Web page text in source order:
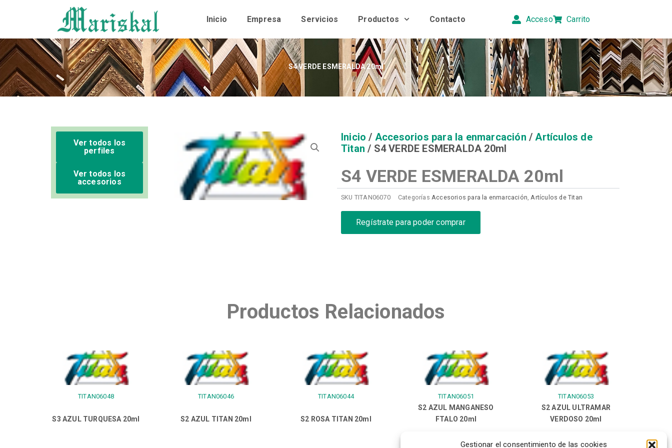
Gestionar el consentimiento de las cookies
Inicio Empresa Servicios Productos Contacto Acceso Carrito
S4 VERDE ESMERALDA 20ml
Ver todos los
perfiles
Ver todos los
accesorios
Inicio / Accesorios para la enmarcación /Artículos de
Titan / S4 VERDE ESMERALDA 20ml
S4 VERDE ESMERALDA 20ml
SKU TITAN06070 Categorías Accesorios para la enmarcación,Artículos de Titan
Regístrate para poder comprar
Productos Relacionados
TITAN06048
S3 AZUL TURQUESA 20ml
TITAN06046
S2 AZUL TITAN 20ml
TITAN06044
S2 ROSA TITAN 20ml
TITAN06051
S2 AZUL MANGANESO
FTALO 20ml
TITAN06053
S2 AZUL ULTRAMAR
VERDOSO 20ml